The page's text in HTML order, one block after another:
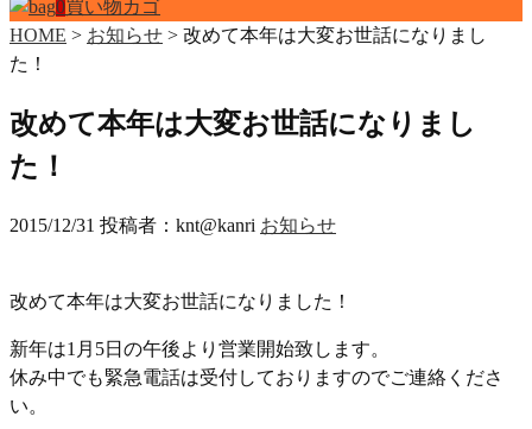
0買い物カゴ
HOME > お知らせ > 改めて本年は大変お世話になりまし
た！
改めて本年は大変お世話になりまし
た！
2015/12/31 投稿者：knt@kanri お知らせ
改めて本年は大変お世話になりました！
新年は1月5日の午後より営業開始致します。
休み中でも緊急電話は受付しておりますのでご連絡くださ
い。